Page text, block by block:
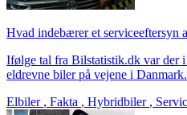
Hvad indebærer et serviceeftersyn
Ifølge tal fra Bilstatistik.dk var der
eldrevne biler på vejene i Danmark.
Elbiler , Fakta , Hybridbiler ,